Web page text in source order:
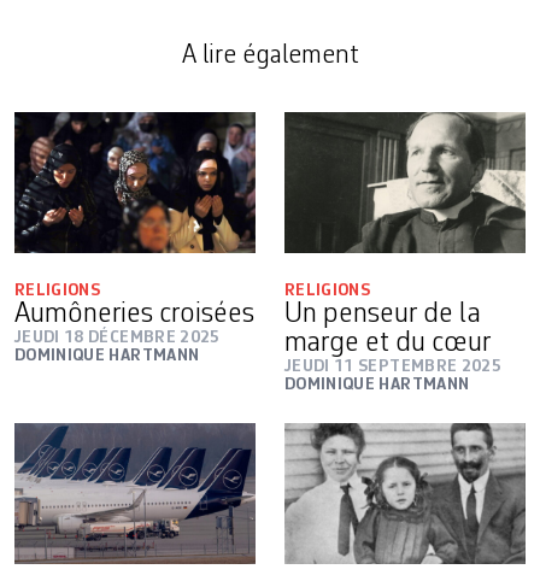
A lire également
RELIGIONS
Aumôneries croisées
JEUDI 18 DÉCEMBRE 2025
DOMINIQUE HARTMANN
RELIGIONS
Un penseur de la
marge et du cœur
JEUDI 11 SEPTEMBRE 2025
DOMINIQUE HARTMANN